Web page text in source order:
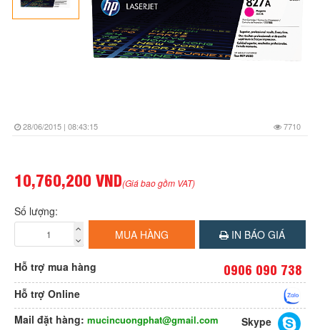
28/06/2015 | 08:43:15 7710
10,760,200 VND(Giá bao gồm VAT)
Số lượng:
MUA HÀNG
IN BÁO GIÁ
Hỗ trợ mua hàng 0906 090 738
Hỗ trợ Online
Mail đặt hàng: mucincuongphat@gmail.com
Skype